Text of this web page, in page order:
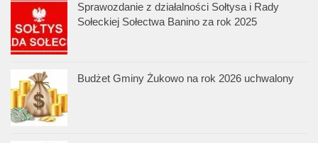
Sprawozdanie z działalności Sołtysa i Rady
Sołeckiej Sołectwa Banino za rok 2025
Budżet Gminy Żukowo na rok 2026 uchwalony